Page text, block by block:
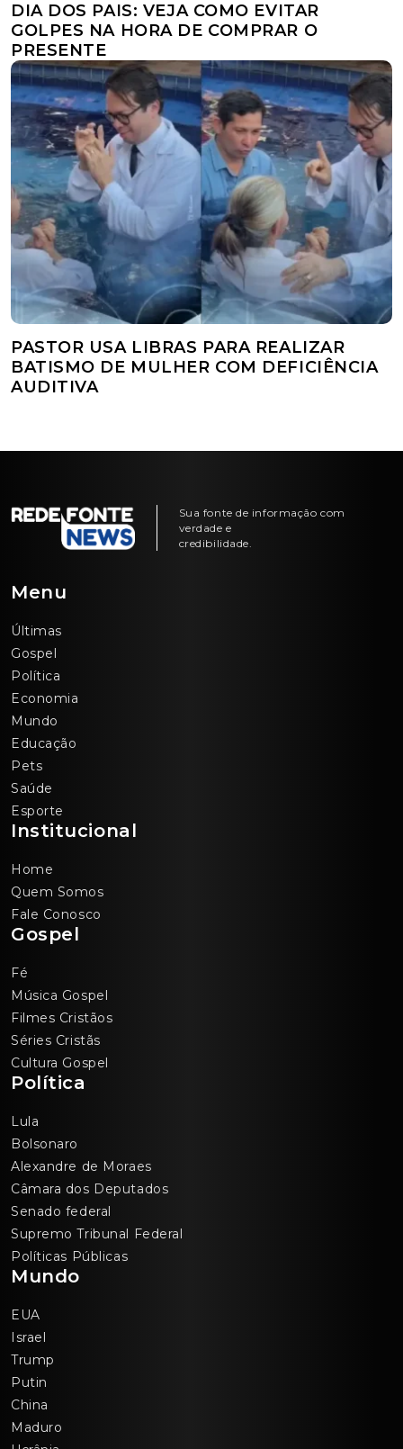
DIA DOS PAIS: VEJA COMO EVITAR
GOLPES NA HORA DE COMPRAR O
PRESENTE
PASTOR USA LIBRAS PARA REALIZAR
BATISMO DE MULHER COM DEFICIÊNCIA
AUDITIVA
Sua fonte de informação com
verdade e
credibilidade.
Menu
Últimas
Gospel
Política
Economia
Mundo
Educação
Pets
Saúde
Esporte
Institucional
Home
Quem Somos
Fale Conosco
Gospel
Fé
Música Gospel
Filmes Cristãos
Séries Cristãs
Cultura Gospel
Política
Lula
Bolsonaro
Alexandre de Moraes
Câmara dos Deputados
Senado federal
Supremo Tribunal Federal
Políticas Públicas
Mundo
EUA
Israel
Trump
Putin
China
Maduro